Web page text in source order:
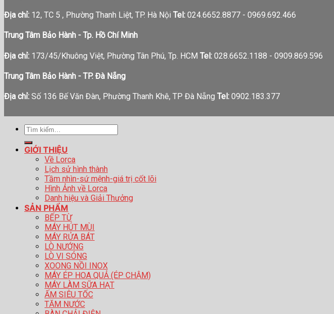
Địa chỉ: 12, TC 5 , Phường Thanh Liệt, TP. Hà Nội Tel: 024.6652.8877 - 0969.692.466
Trung Tâm Bảo Hành - Tp. Hồ Chí Minh
Địa chỉ: 173/45/Khuông Việt, Phường Tân Phú, Tp. HCM Tel: 028.6652.1188 - 0909.869.596
Trung Tâm Bảo Hành - TP. Đà Nẵng
Địa chỉ: Số 136 Bế Văn Đàn, Phường Thanh Khê, TP Đà Nẵng Tel: 0902.183.377
Tìm
GIỚI THIỆU
Về Lorca
Lịch sử hình thành
Tầm nhìn-sứ mệnh-giá trị cốt lõi
Hình Ảnh về Lorca
Danh hiệu và Giải Thưởng
SẢN PHẨM
BẾP TỪ
MÁY HÚT MÙI
MÁY RỬA BÁT
LÒ NƯỚNG
LÒ VI SÓNG
XOONG NỒI INOX
MÁY ÉP HOA QUẢ (ÉP CHẬM)
MÁY LÀM SỮA HẠT
ẤM SIÊU TỐC
TĂM NƯỚC